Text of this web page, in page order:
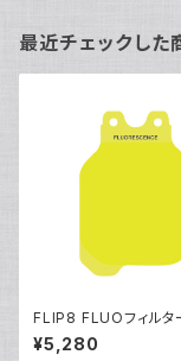
最近チェックした
FLIP8 FLUOフィルタ
9]
¥5,280